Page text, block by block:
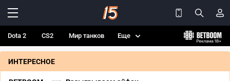
Dota 2 CS2 Мир танков Еще
ИНТЕРЕСНОЕ